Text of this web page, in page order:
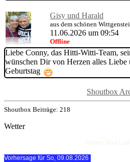
Gisy und Harald
aus dem schönen
11.06.2026 um 09:54
Offline
Liebe Conny, das Hitti-Witti-Team,
wünschen Dir von Herzen alles Liebe
Geburtstag
Shoutbox
Shoutbox Beiträge: 218
Wetter
Vorhersage für So, 09.08.2026